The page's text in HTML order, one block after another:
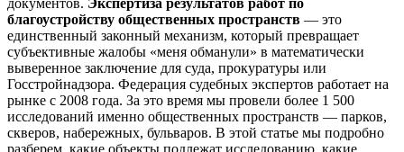
благоустройству общественных пространств — это
единственный законный механизм, который превращает
субъективные жалобы «меня обманули» в математически
выверенное заключение для суда, прокуратуры или
Госстройнадзора. Федерация судебных экспертов работает на
рынке с 2008 года. За это время мы провели более 1 500
исследований именно общественных пространств — парков,
скверов, набережных, бульваров. В этой статье мы подробно
разберем, какие объекты подлежат исследованию, какие